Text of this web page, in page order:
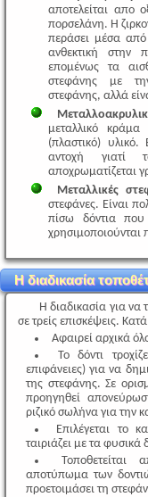
αποτελείται απο
πορσελάνη. H
περάσει μέσα
ανθεκτική στην
επομένως τα
στεφάνης με την
στεφάνης, αλλά
μεταλλικό
(πλαστικό) υλικό.
αντοχή γιατί
αποχρωματίζεται
Μεταλλικές
στεφάνες. Είναι
πίσω δόντια
χρησιμοποιούνται
Η διαδικασία
Η διαδικασία για να
σε τρείς επισκέψεις.
Αφαιρεί αρχικά
Το δόντι
επιφάνειες) για να
της στεφάνης. Σε
προηγηθεί
ριζικό σωλήνα για την
Επιλέγεται το
ταιριάζει με τα φυσικά
Τοποθετείται
αποτύπωμα των
προετοιμάσει τη